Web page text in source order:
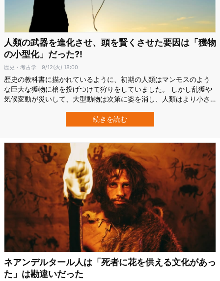
人類の武器を進化させ、頭を賢くさせた要因は「獲物
の小型化」だった?!
歴史・考古学 9/12(火) 18:00
歴史の教科書に描かれているように、初期の人類はマンモスのよう
な巨大な獲物に槍を投げつけて狩りをしていました。 しかし乱獲や
気候変動が災いして、大型動物は次第に姿を消し、人類はより小さ
ル・テルアビブ大学（TAU）の研究で、この獲物の小型化こそが人
類の武器を進化させ、さらには頭脳までも賢くさせた可能性が示さ
続きを読む
ネアンデルタール人は「死者に花を供える文化があっ
た」は勘違いだった